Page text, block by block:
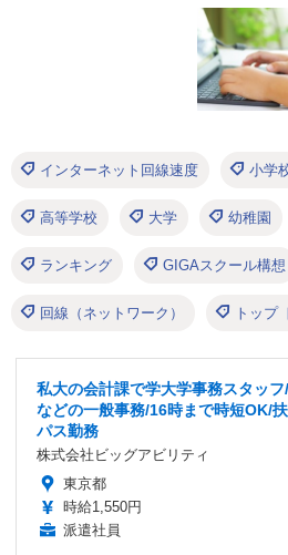
インターネット回線速度 小学
高等学校 大学 幼稚園
ランキング GIGAスクール構想
回線（ネットワーク） トップ
私大の会計課で学大学事務スタッ
などの一般事務/16時まで時短OK/
パス勤務
株式会社ビッグアビリティ
東京都
時給1,550円
派遣社員